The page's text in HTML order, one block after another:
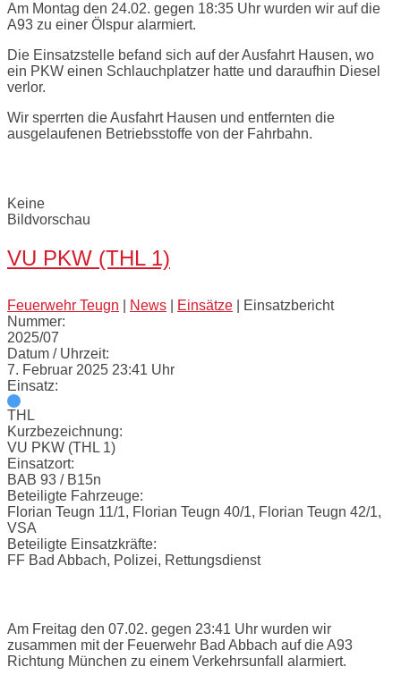
Am Montag den 24.02. gegen 18:35 Uhr wurden wir auf die
A93 zu einer Ölspur alarmiert.
Die Einsatzstelle befand sich auf der Ausfahrt Hausen, wo
ein PKW einen Schlauchplatzer hatte und daraufhin Diesel
verlor.
Wir sperrten die Ausfahrt Hausen und entfernten die
ausgelaufenen Betriebsstoffe von der Fahrbahn.
Keine
Bildvorschau
VU PKW (THL 1)
Feuerwehr Teugn News Einsätze
Einsatzbericht
Nummer:
2025/07
Datum / Uhrzeit:
7. Februar 2025 23:41 Uhr
Einsatz:
THL
Kurzbezeichnung:
VU PKW (THL 1)
Einsatzort:
BAB 93 / B15n
Beteiligte Fahrzeuge:
Florian Teugn 11/1, Florian Teugn 40/1, Florian Teugn 42/1,
VSA
Beteiligte Einsatzkräfte:
FF Bad Abbach, Polizei, Rettungsdienst
Am Freitag den 07.02. gegen 23:41 Uhr wurden wir
zusammen mit der Feuerwehr Bad Abbach auf die A93
Richtung München zu einem Verkehrsunfall alarmiert.